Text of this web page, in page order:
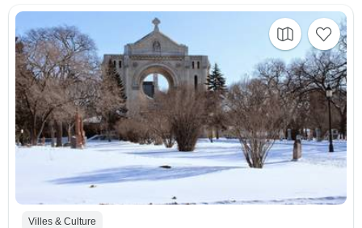
Villes & Culture